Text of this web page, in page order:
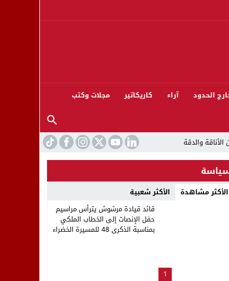
الحدود آراء كاريكاتير مجلات وكتب
بنزاهة النهائي
الأكثر مشاهدة الأكثر شعبية
1
قائد قيادة مرشوش يترأس مراسيم
حفل الإنصات إلى الخطاب الملكي
بمناسبة الذكرى 48 للمسيرة الخضراء